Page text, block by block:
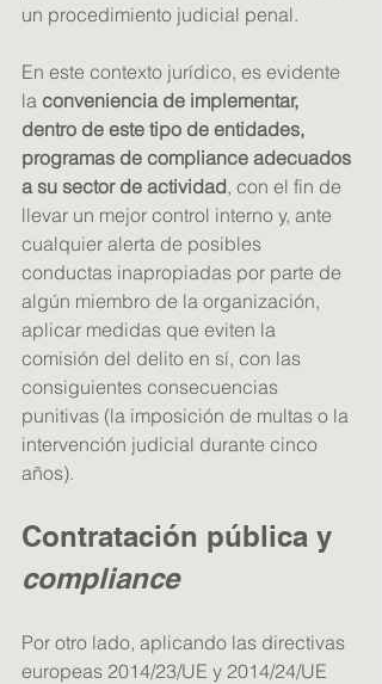
un procedimiento judicial penal.
En este contexto jurídico, es evidente
la conveniencia de implementar,
dentro de este tipo de entidades,
programas de compliance adecuados
a su sector de actividad, con el fin de
llevar un mejor control interno y, ante
cualquier alerta de posibles
conductas inapropiadas por parte de
algún miembro de la organización,
aplicar medidas que eviten la
comisión del delito en sí, con las
consiguientes consecuencias
punitivas (la imposición de multas o la
intervención judicial durante cinco
años).
Contratación pública y
compliance
Por otro lado, aplicando las directivas
europeas 2014/23/UE y 2014/24/UE